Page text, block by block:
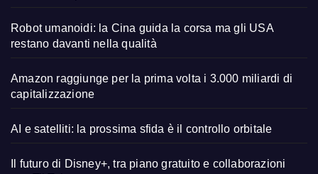
Robot umanoidi: la Cina guida la corsa ma gli USA
restano davanti nella qualità
Amazon raggiunge per la prima volta i 3.000 miliardi di
capitalizzazione
AI e satelliti: la prossima sfida è il controllo orbitale
Il futuro di Disney+, tra piano gratuito e collaborazioni